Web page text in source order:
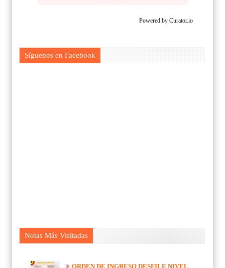
Powered by Curator.io
Síguenos en Facebook
Notas Más Visitadas
ORDEN DE INGRESO DESFILE NIVEL